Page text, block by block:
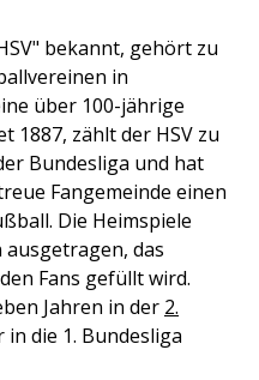
bekannt, gehört zu
in
über 100-jährige
1887, zählt der HSV zu
Bundesliga und hat
Fangemeinde einen
Die Heimspiele
das
Fans gefüllt wird.
Jahren in der 2.
die 1. Bundesliga